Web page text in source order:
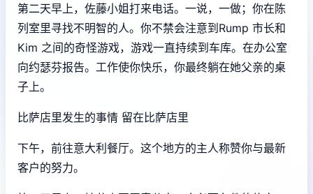
第二天早上，佐藤小姐打来电话。一说，一做；你在陈
列室里寻找不明智的人。你不禁会注意到Rump 市长和
Kim 之间的奇怪游戏，游戏一直持续到车库。在办公室
向约瑟芬报告。工作使你快乐，你最终躺在她父亲的桌
子上。
比萨店里发生的事情 留在比萨店里
下午，前往意大利餐厅。这个地方的主人称赞你与最新
客户的努力。